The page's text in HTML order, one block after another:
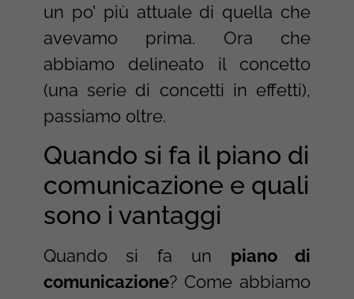
un po’ più attuale di quella che
avevamo prima. Ora che
abbiamo delineato il concetto
(una serie di concetti in effetti),
passiamo oltre.
Quando si fa il piano di
comunicazione e quali
sono i vantaggi
Quando si fa un piano di
comunicazione? Come abbiamo